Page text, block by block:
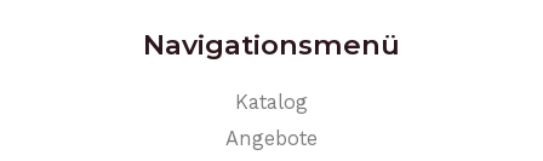
Navigationsmenü
Katalog
Angebote